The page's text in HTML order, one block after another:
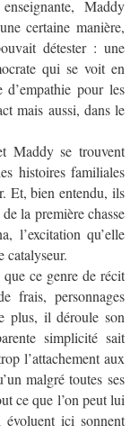
Maddy
certaine manière,
détester : une
qui se voit en
pour les
mais aussi, dans le
Maddy se trouvent
histoires familiales
Et, bien entendu, ils
la première chasse
l’excitation qu’elle
catalyseur.
ce genre de récit
frais, personnages
plus, il déroule son
simplicité sait
l’attachement aux
malgré toutes ses
ce que l’on peut lui
évoluent ici sonnent